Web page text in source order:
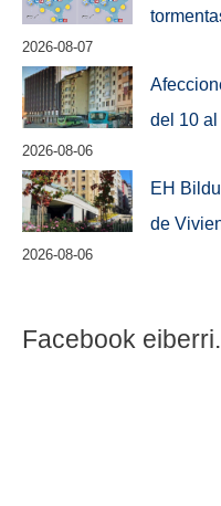
2026-08-07
del 10
2026-08-06
EH
de
2026-08-06
Facebook